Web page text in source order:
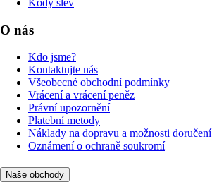
O nás
Kdo jsme?
Kontaktujte nás
Všeobecné obchodní podmínky
Vrácení a vrácení peněz
Právní upozornění
Platební metody
Náklady na dopravu a možnosti doručení
Oznámení o ochraně soukromí
Naše obchody